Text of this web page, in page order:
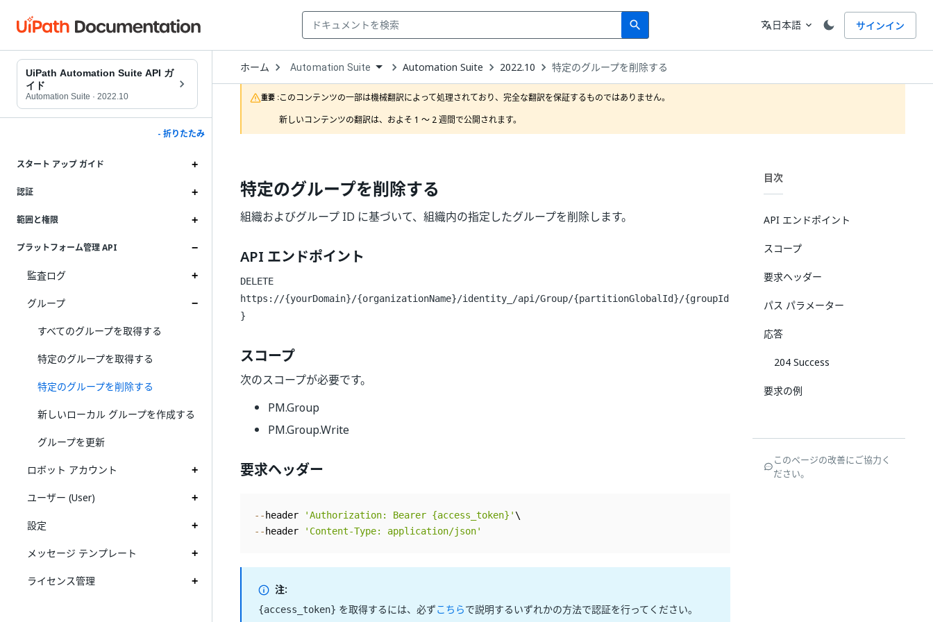
search
Search 言語
translate日本語 expand_more サインイン
UiPath Automation Suite API ガ
イド
Automation Suite · 2022.10
- 折りたたみ
スタート アップ ガイド
認証
範囲と権限
プラットフォーム管理 API
監査ログ
グループ
すべてのグループを取得する
特定のグループを取得する
特定のグループを削除する
新しいローカル グループを作成する
グループを更新
ロボット アカウント
ユーザー (User)
設定
メッセージ テンプレート
ライセンス管理
ホーム Open
Dropdown
to
choose
product
Automation Suite Automation Suite 2022.10 特定のグループを削除する
重要 :このコンテンツの一部は機械翻訳によって処理されており、完全な翻訳を保証するものではありません。
新しいコンテンツの翻訳は、およそ 1 ～ 2 週間で公開されます。
特定のグループを削除する
組織およびグループ ID に基づいて、組織内の指定したグループを削除します。
API エンドポイント
DELETE
https://{yourDomain}/{organizationName}/identity_
/api/Group/{partitionGlobalId}/{groupId
}
スコープ
次のスコープが必要です。
PM.Group
PM.Group.Write
要求ヘッダー
-- header 'Authorization: Bearer {access_token}'
-- header 'Content-Type: application/json'
注:
{access_token} を取得するには、必ずこちらで説明するいずれかの方法で認証を行ってください。
目次
API エンドポイント
スコープ
要求ヘッダー
パス パラメーター
応答
204 Success
要求の例
このページの改善にご協力く
ださい。